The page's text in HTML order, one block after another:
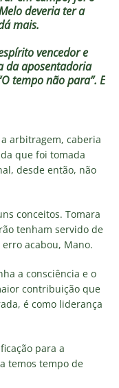
deveria ter a
mais.
vencedor e
da aposentadoria
tempo não para”. E
arbitragem, caberia
que foi tomada
desde então, não
conceitos. Tomara
tenham servido de
acabou, Mano.
a consciência e o
contribuição que
é como liderança
para a
temos tempo de